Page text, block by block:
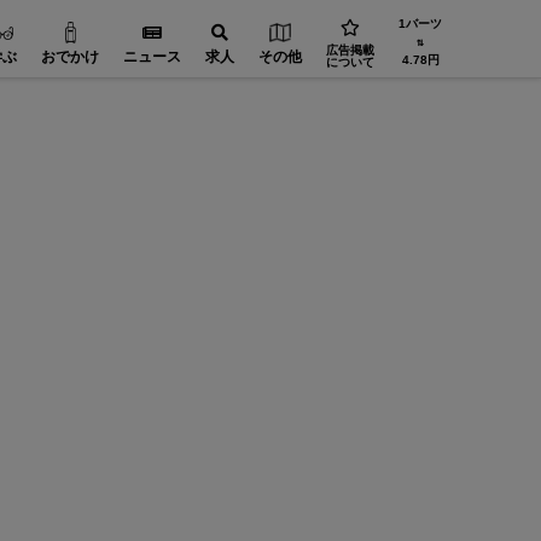
おでかけ ニュース 求人 その他
広告掲載
について
1バーツ
⇅
4.78円